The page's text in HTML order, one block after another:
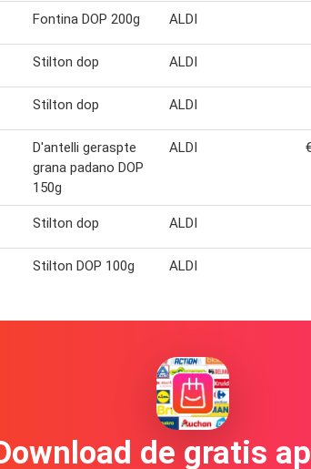
Fontina DOP 200g ALDI
Stilton dop ALDI
Stilton dop ALDI
D'antelli geraspte
grana padano DOP
150g
ALDI
Stilton dop ALDI
Stilton DOP 100g ALDI
de gratis